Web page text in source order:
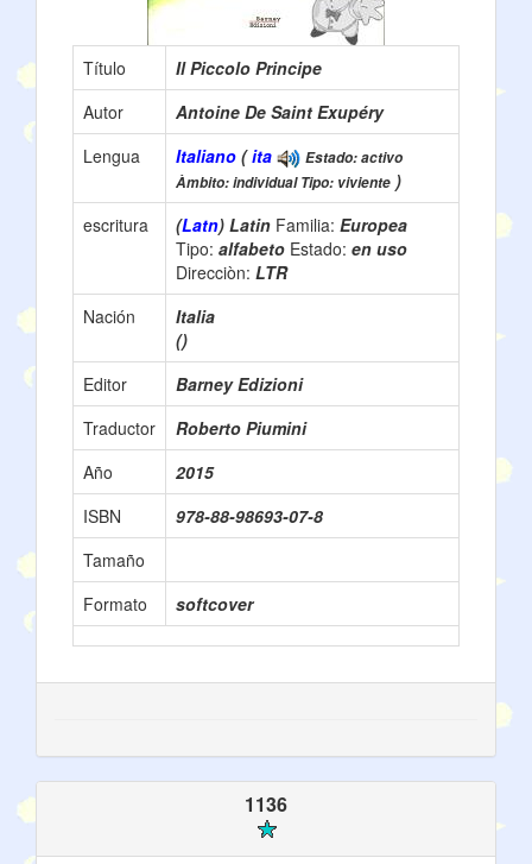
Título
Il Piccolo Principe
Autor
Antoine De Saint Exupéry
Lengua
Italiano (ita
Estado: activo
Àmbito: individual Tipo: viviente )
escritura
(Latn) Latin Familia: Europea
Tipo: alfabeto Estado: en uso
Direcciòn: LTR
Nación
Italia
()
Editor
Barney Edizioni
Traductor
Roberto Piumini
Año
2015
ISBN
978-88-98693-07-8
Tamaño
Formato
softcover
1136